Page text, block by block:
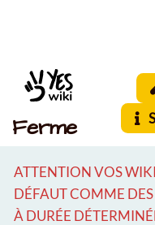
Ferme
ATTENTION VOS
DÉFAUT COMME DES
À DURÉE